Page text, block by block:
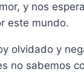
y nos
este mundo.
olvidado y
no sabemos